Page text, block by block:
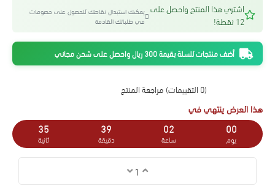
(0 التقييمات) مراجعة المنتج
هذا العرض ينتهي في
00
يوم
02
ساعة
39
دقيقة
34
ثانية
اشتري هذا المنتج واحصل على
12 نقطة!
يمكنك استبدال نقاطك للحصول على خصومات
في طلباتك القادمة
أضف منتجات للسلة بقيمة 300 ريال واحصل على شحن مجاني